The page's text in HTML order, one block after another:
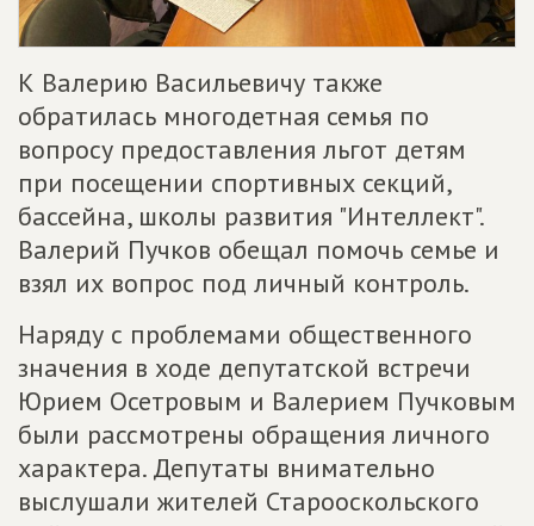
К Валерию Васильевичу также
обратилась многодетная семья по
вопросу предоставления льгот детям
при посещении спортивных секций,
бассейна, школы развития "Интеллект".
Валерий Пучков обещал помочь семье и
взял их вопрос под личный контроль.
Наряду с проблемами общественного
значения в ходе депутатской встречи
Юрием Осетровым и Валерием Пучковым
были рассмотрены обращения личного
характера. Депутаты внимательно
выслушали жителей Старооскольского